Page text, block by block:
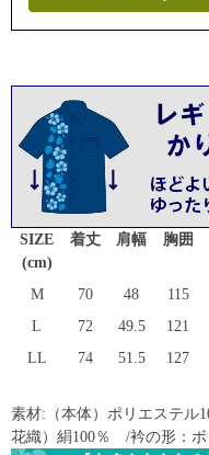
SIZE
(cm)
着丈 肩幅 胸囲
M 70 48 115
L
72 49.5 121
LL
74 51.5 127
素材:（本体）ポリエステル
花織）絹100％ /衿の形：ボ